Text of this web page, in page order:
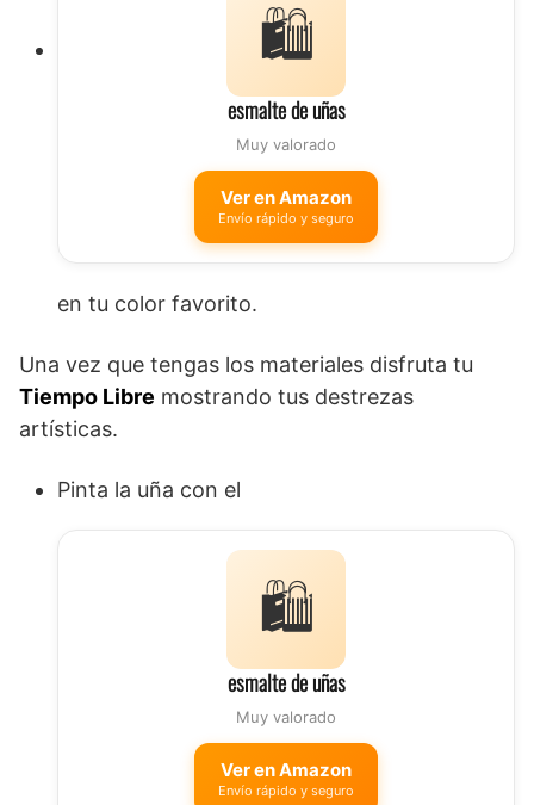
🛍️
esmalte de uñas
Muy valorado
Ver en Amazon
Envío rápido y seguro
en tu color favorito.
Una vez que tengas los materiales disfruta tu
Tiempo Libre mostrando tus destrezas
artísticas.
Pinta la uña con el
🛍️
esmalte de uñas
Muy valorado
Ver en Amazon
Envío rápido y seguro